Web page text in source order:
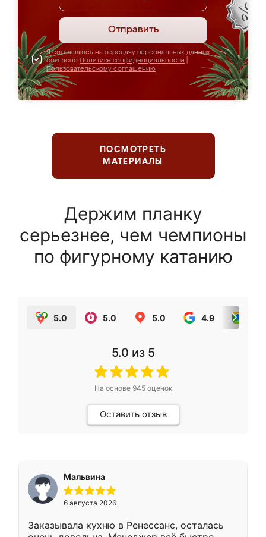
Отправить
Я соглашаюсь на передачу персональных данных
согласно Политике конфиденциальности
Пользовательскому соглашению
ПОСМОТРЕТЬ
МАТЕРИАЛЫ
Держим планку
серьезнее, чем чемпионы
по фигурному катанию
5.0 5.0 5.0 4.9
5.0 из 5
На основе 945оценок
Оставить отзыв
Мальвина
6 августа 2026
Заказывала кухню в Ренессанс, осталась